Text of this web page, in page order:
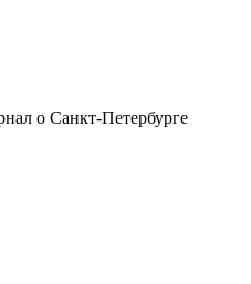
о Санкт-Петербурге